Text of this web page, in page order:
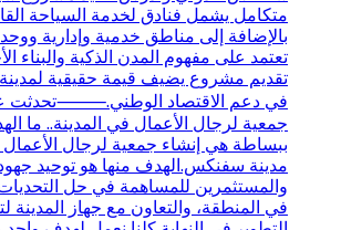
متكامل يشمل فنادق لخدمة السياحة
بالإضافة إلى مناطق خدمية وإدارية
تعتمد على مفهوم المدن الذكية والبناء
تقديم مشروع يضيف قيمة حقيقية
في دعم الاقتصاد الوطني.⸻تحدثت
جمعية لرجال الأعمال في المدينة.. ما
ببساطة هي إنشاء جمعية لرجال
مدينة سفنكس.الهدف منها هو توحيد
والمستثمرين للمساهمة في حل التحديات
في المنطقة، والتعاون مع جهاز المدينة